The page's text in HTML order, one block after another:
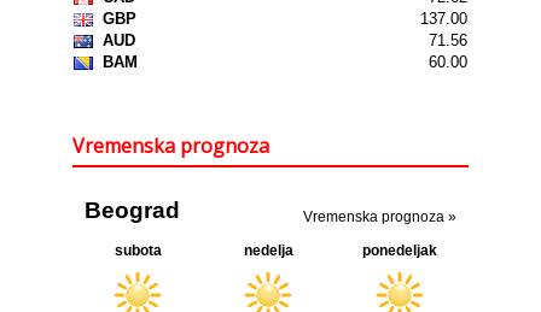
Vremenska prognoza